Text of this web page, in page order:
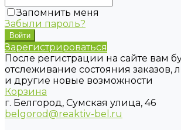
Запомнить меня
Забыли пароль?
Зарегистрироваться
После регистрации на сайте вам
отслеживание состояния заказов,
и другие новые возможности
Корзина
г. Белгород, Сумская улица, 46
belgorod@reaktiv-bel.ru